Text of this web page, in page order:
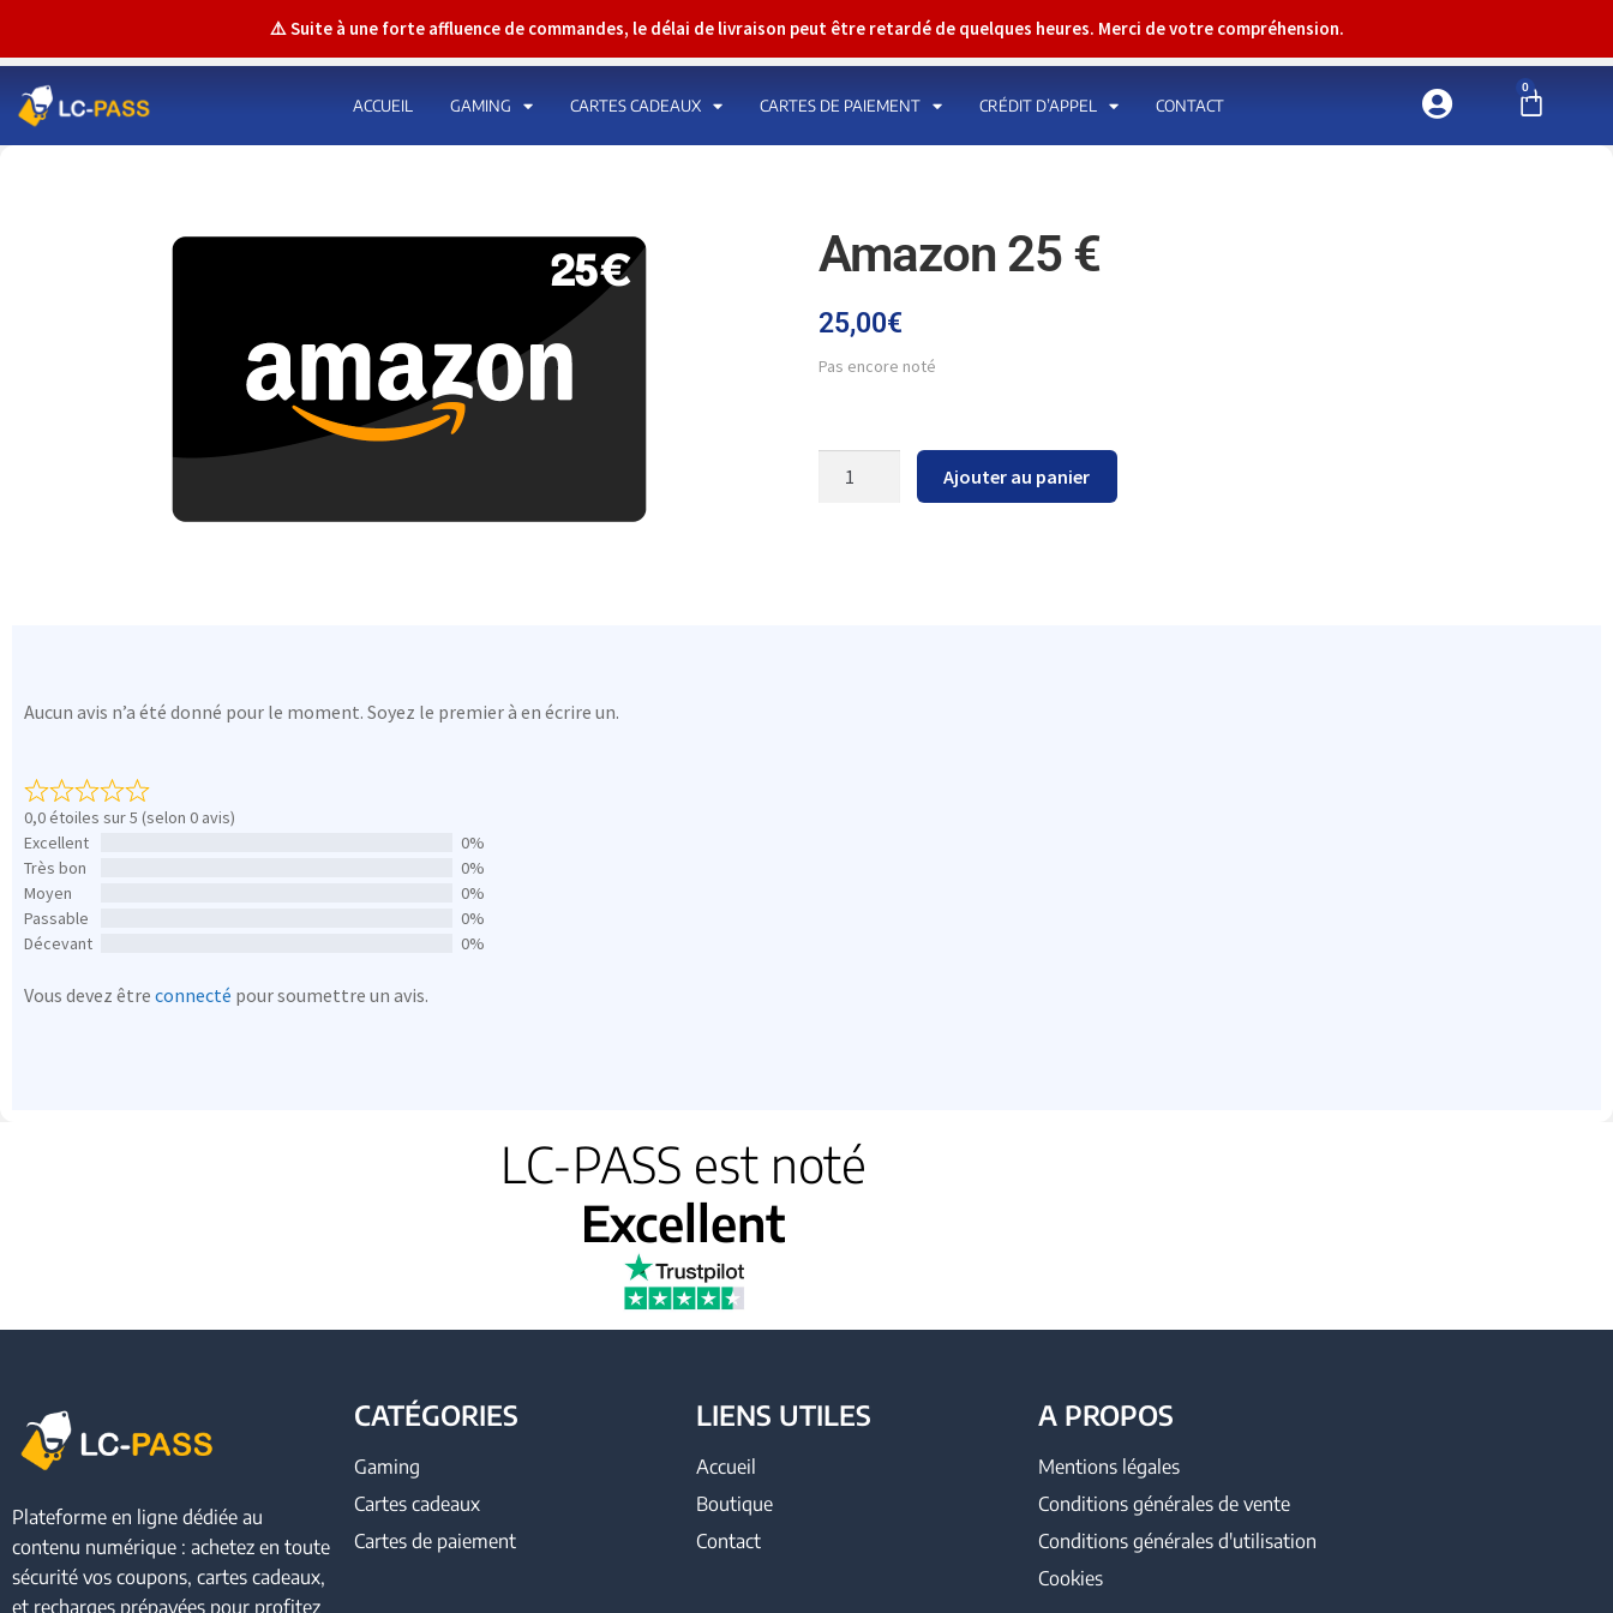
⚠️ Suite à une forte affluence de commandes, le délai de livraison peut être retardé de quelques heures. Merci de votre compréhension.
ACCUEIL GAMING CARTES CADEAUX CARTES DE PAIEMENT CRÉDIT D’APPEL CONTACT
0
Amazon 25 €
25,00€
Pas encore noté
Ajouter au panier
Aucun avis n’a été donné pour le moment. Soyez le premier à en écrire un.
0,0 étoiles sur 5 (selon 0 avis)
Excellent
0%
Très bon
0%
Moyen
0%
Passable
0%
Décevant
0%
Vous devez être connecté pour soumettre un avis.
LC-PASS est noté
Excellent
Plateforme en ligne dédiée au
contenu numérique : achetez en toute
sécurité vos coupons, cartes cadeaux,
et recharges prépayées pour profitez
CATÉGORIES
Gaming
Cartes cadeaux
Cartes de paiement
LIENS UTILES
Accueil
Boutique
Contact
A PROPOS
Mentions légales
Conditions générales de vente
Conditions générales d'utilisation
Cookies